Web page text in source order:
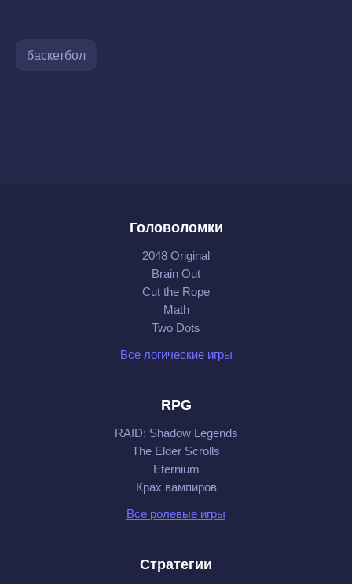
баскетбол
Головоломки
2048 Original
Brain Out
Cut the Rope
Math
Two Dots
Все логические игры
RPG
RAID: Shadow Legends
The Elder Scrolls
Eternium
Крах вампиров
Все ролевые игры
Стратегии